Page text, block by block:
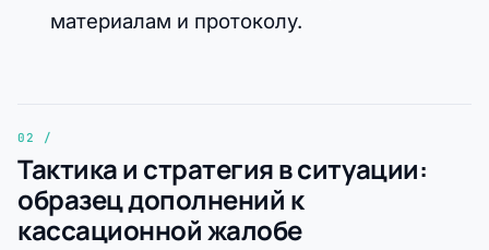
материалам и протоколу.
Тактика и стратегия в ситуации:
образец дополнений к
кассационной жалобе